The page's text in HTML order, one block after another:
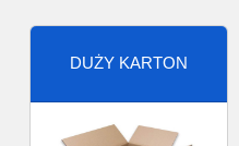
DUŻY KARTON